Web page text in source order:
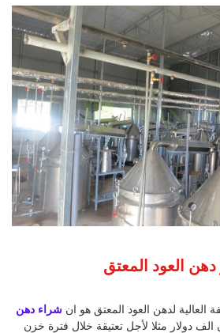
العود المعتق
العالية لدهن العود المعتق هو ان شراء دهن
دولار مثلا لأجل تعتيقة خلال فترة خزن